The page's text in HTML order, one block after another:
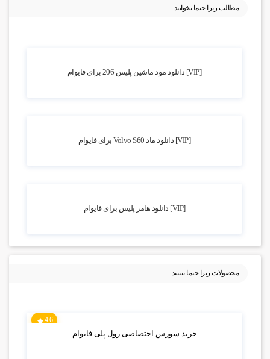
مطالب زیرا حتما بخوانید ...
[VIP] دانلود مود ماشین پليس 206 برای فایوام
[VIP] دانلود ماد Volvo S60 برای فایوام
[VIP] دانلود هامر پلیس برای فایوام
محصولات زیرا حتما ببینید ...
4.6
خرید سورس اختصاصی رول پلی فایوام